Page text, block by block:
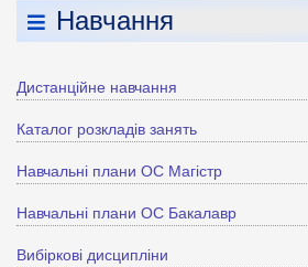
Навчання
Дистанційне навчання
Каталог розкладів занять
Навчальні плани ОС Магістр
Навчальні плани ОС Бакалавр
Вибіркові дисципліни